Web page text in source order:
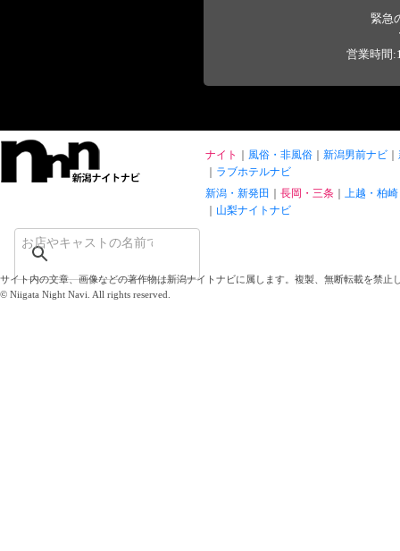
緊急
営業時間
ナイト 風俗・非風俗 新潟男前ナビ
ラブホテルナビ
新潟・新発田
長岡・三条
上越・柏崎
山梨ナイトナビ
サイト内の文章、画像などの著作物は新潟ナイトナビに属します。複製、無断転載を禁止
© Niigata Night Navi. All rights reserved.